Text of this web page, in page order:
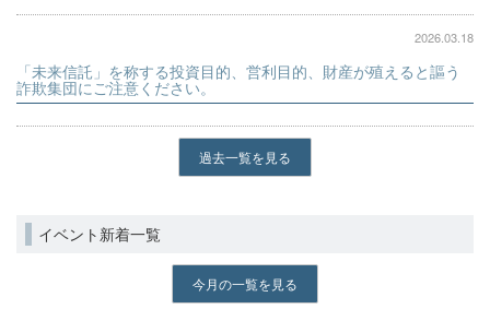
2026.03.18
「未来信託」を称する投資目的、営利目的、財産が殖えると謳う
詐欺集団にご注意ください。
過去一覧を見る
イベント新着一覧
今月の一覧を見る